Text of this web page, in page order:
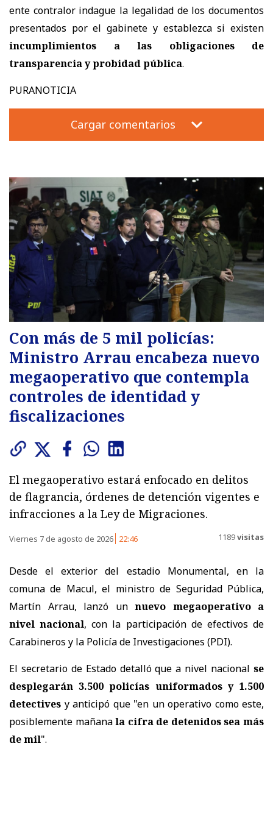
ente contralor indague la legalidad de los documentos
presentados por el gabinete y establezca si existen
incumplimientos a las obligaciones de
transparencia y probidad pública.
PURANOTICIA
Cargar comentarios
Con más de 5 mil policías:
Ministro Arrau encabeza nuevo
megaoperativo que contempla
controles de identidad y
fiscalizaciones
El megaoperativo estará enfocado en delitos
de flagrancia, órdenes de detención vigentes e
infracciones a la Ley de Migraciones.
Viernes 7 de agosto de 2026 22:46 1189visitas
Desde el exterior del estadio Monumental, en la
comuna de Macul, el ministro de Seguridad Pública,
Martín Arrau, lanzó un nuevo megaoperativo a
nivel nacional, con la participación de efectivos de
Carabineros y la Policía de Investigaciones (PDI).
El secretario de Estado detalló que a nivel nacional se
desplegarán 3.500 policías uniformados y 1.500
detectives y anticipó que "en un operativo como este,
posiblemente mañanala cifra de detenidos sea más
de mil".